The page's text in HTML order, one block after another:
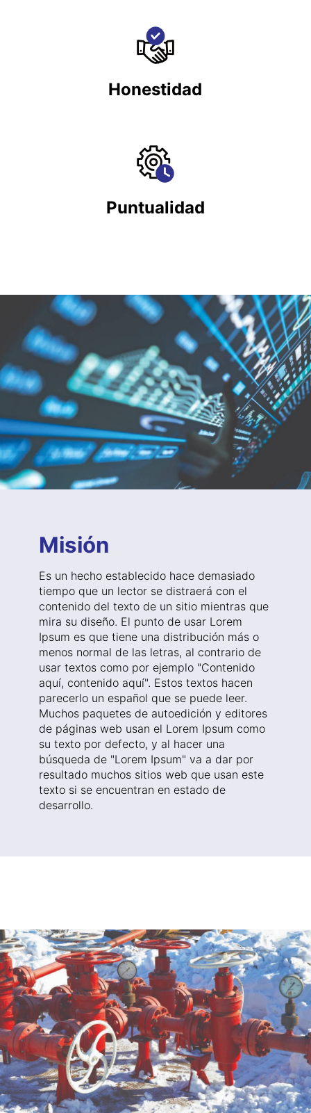
Honestidad
Puntualidad
Misión
Es un hecho establecido hace demasiado
tiempo que un lector se distraerá con el
contenido del texto de un sitio mientras que
mira su diseño. El punto de usar Lorem
Ipsum es que tiene una distribución más o
menos normal de las letras, al contrario de
usar textos como por ejemplo "Contenido
aquí, contenido aquí". Estos textos hacen
parecerlo un español que se puede leer.
Muchos paquetes de autoedición y editores
de páginas web usan el Lorem Ipsum como
su texto por defecto, y al hacer una
búsqueda de "Lorem Ipsum" va a dar por
resultado muchos sitios web que usan este
texto si se encuentran en estado de
desarrollo.